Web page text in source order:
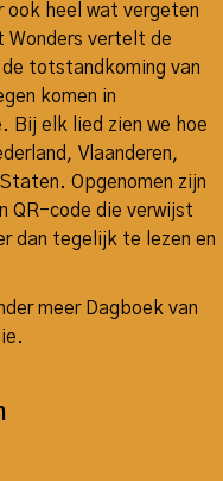
ook heel wat vergeten
Wonders vertelt de
totstandkoming van
komen in
Bij elk lied zien we hoe
Vlaanderen,
Opgenomen zijn
QR-code die verwijst
dan tegelijk te lezen en
meer Dagboek van